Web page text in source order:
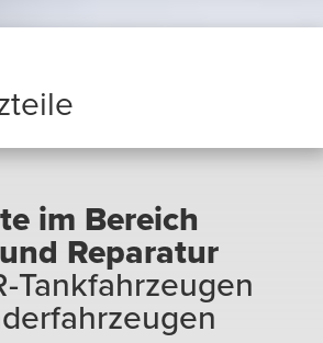
im Bereich
Reparatur
Tankfahrzeugen